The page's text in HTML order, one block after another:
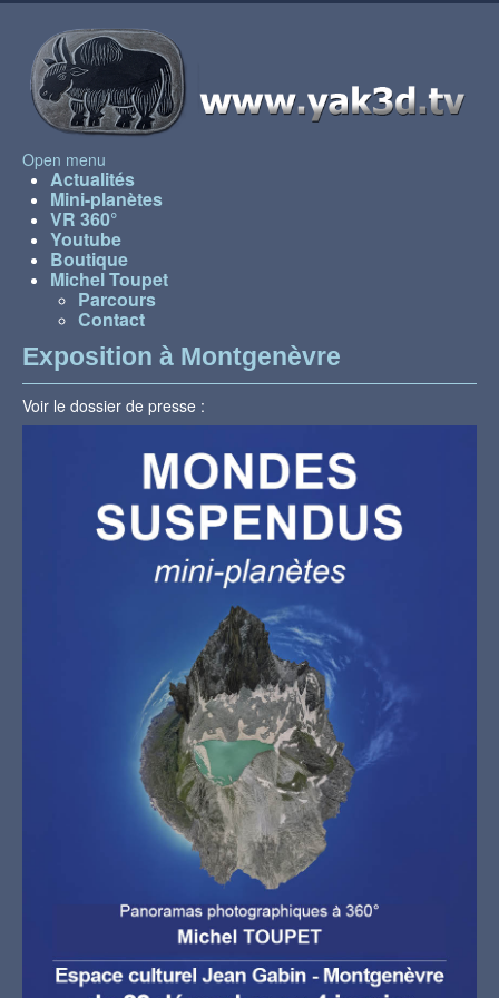
Open menu
Actualités
Mini-planètes
VR 360°
Youtube
Boutique
Michel Toupet
Parcours
Contact
Exposition à Montgenèvre
Voir le dossier de presse :